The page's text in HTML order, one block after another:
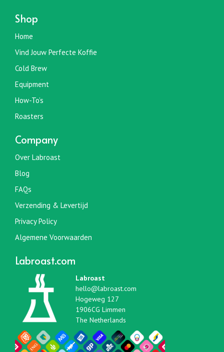
Shop
Home
Vind Jouw Perfecte Koffie
Cold Brew
Equipment
How-To’s
Roasters
Company
Over Labroast
Blog
FAQs
Verzending & Levertijd
Privacy Policy
Algemene Voorwaarden
Labroast.com
Labroast
hello@labroast.com
Hogeweg 127
1906CG Limmen
The Netherlands